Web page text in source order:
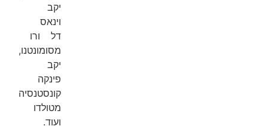
יקב
וינאס
דל ורו
מסומונטנו,
יקב
פינקה
קונסטנסיה
מטולדו
ועוד.